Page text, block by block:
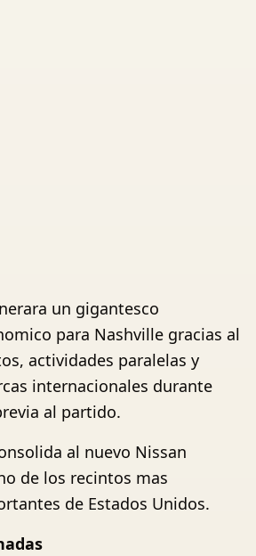
un gigantesco
para Nashville gracias al
actividades paralelas y
internacionales durante
al partido.
al nuevo Nissan
de los recintos mas
de Estados Unidos.